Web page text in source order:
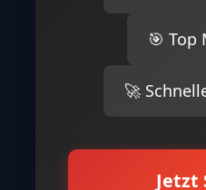
🎯 Top
🚀
Jetzt